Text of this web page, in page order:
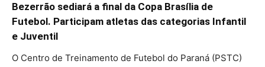
Bezerrão sediará a final da Copa Brasília de
Futebol. Participam atletas das categorias Infantil
e Juventil
O Centro de Treinamento de Futebol do Paraná (PSTC)